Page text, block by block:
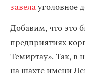
завелауголовное
Добавим, что это
предприятиях
Темиртау». Так, в
на шахте имени